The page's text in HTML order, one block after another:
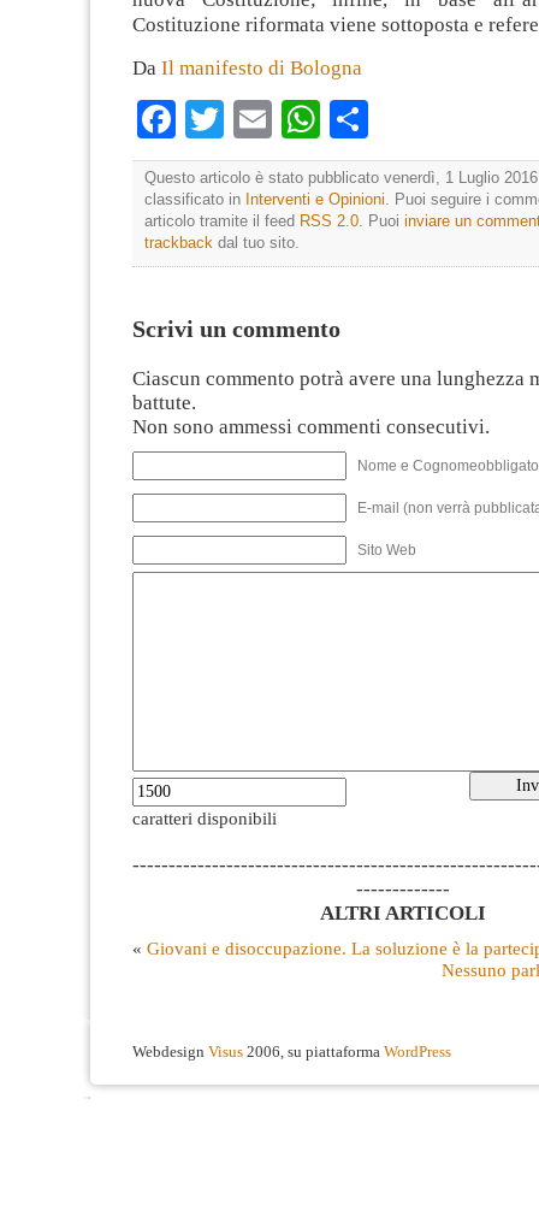
Costituzione riformata viene sottoposta e
Da Il manifesto di Bologna
Facebook
TwitterEmailWhatsApp
Questo articolo è stato pubblicato venerdì, 1 Luglio
classificato in Interventi e Opinioni. Puoi seguire i
articolo tramite il feed RSS 2.0. Puoi inviare un
trackback dal tuo sito.
Scrivi un commento
Ciascun commento potrà avere una lunghezza
battute.
Non sono ammessi commenti consecutivi.
Nome e
E-mail (non verrà
Sito Web
caratteri disponibili
-------------
ALTRI ARTICOLI
« Giovani e disoccupazione. La soluzione è la
Nessuno
Webdesign Visus 2006, su piattaforma WordPress